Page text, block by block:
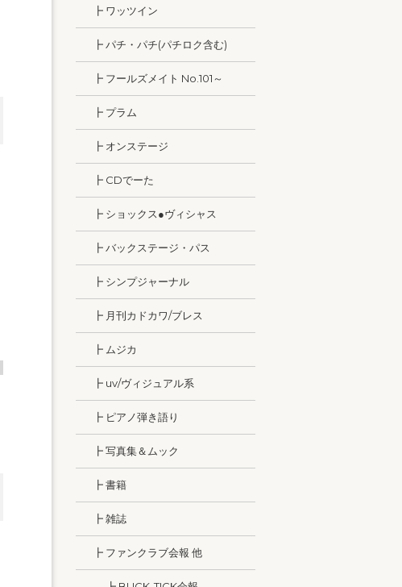
┣ ワッツイン
┣ パチ・パチ(パチロク含む)
┣ フールズメイト No.101～
┣ プラム
┣ オンステージ
┣ CDでーた
┣ ショックス●ヴィシャス
┣ バックステージ・パス
┣ シンプジャーナル
┣ 月刊カドカワ/ブレス
┣ ムジカ
┣ uv/ヴィジュアル系
┣ ピアノ弾き語り
┣ 写真集＆ムック
┣ 書籍
┣ 雑誌
┣ ファンクラブ会報 他